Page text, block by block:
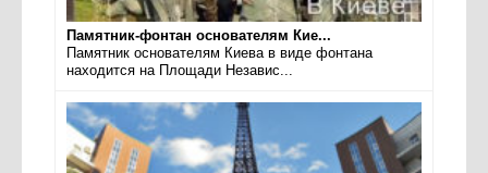
Памятник-фонтан основателям Кие...
Памятник основателям Киева в виде фонтана
находится на Площади Независ...